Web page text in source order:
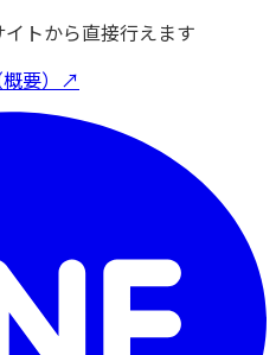
トから直接行えます
概要）↗